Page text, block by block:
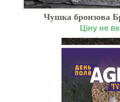
Чушка бронзова
Ціну не